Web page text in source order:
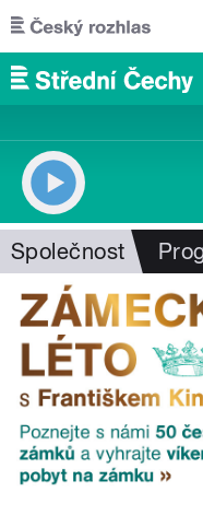
Přejít k hlavnímu obsahu
Společnost